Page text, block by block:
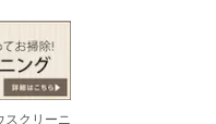
スクリーニ